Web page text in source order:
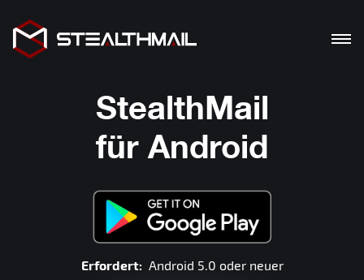
PRODUKTE
LÖSUNG
BLOG
HERUNTERLADEN
StealthMail
für Android
Erfordert: Android 5.0 oder neuer